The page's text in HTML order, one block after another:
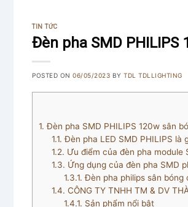
TIN TỨC
Đèn pha SMD
POSTED ON06/05/2023 BYTDL TDLLIGHTING
1. Đèn pha SMD PHILIPS 120w sân
1.1. Đèn pha LED SMD PHILIPS là
1.2. Ưu điểm của đèn pha module
1.3. Ứng dụng của đèn pha SMD
1.3.1. Đèn pha philips sân
1.4. CÔNG TY TNHH TM & DV
1.4.1. Sản phẩm nổi bật